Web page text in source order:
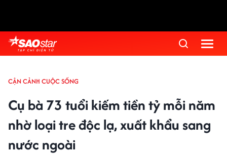
CẬN CẢNH CUỘC SỐNG
Cụ bà 73 tuổi kiếm tiền tỷ mỗi năm
nhờ loại tre độc lạ, xuất khẩu sang
nước ngoài